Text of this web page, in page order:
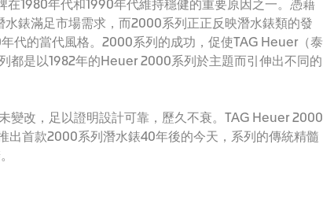
1980年代和1990年代維持穩健的重要原因之一。憑藉
錶滿足市場需求，而2000系列正正反映潛水錶類的發
代的當代風格。2000系列的成功，促使TAG Heuer（泰
是以1982年的Heuer 2000系列於主題而引伸出不同的
變改，足以證明設計可靠，歷久不衰。TAG Heuer 2000
首款2000系列潛水錶40年後的今天，系列的傳統精髓